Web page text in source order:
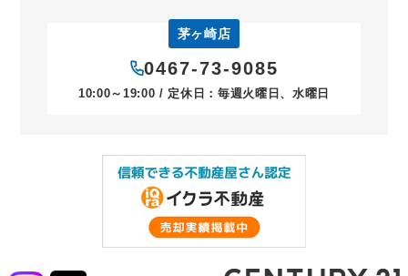
茅ヶ崎店
0467-73-9085
10:00～19:00 / 定休日：毎週火曜日、水曜日